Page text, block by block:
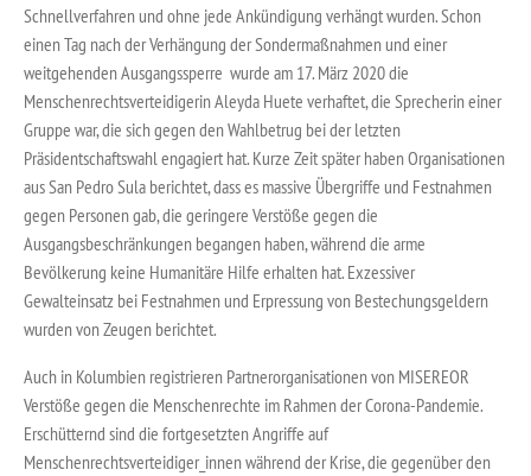
Schnellverfahren und ohne jede Ankündigung verhängt wurden. Schon
einen Tag nach der Verhängung der Sondermaßnahmen und einer
weitgehenden Ausgangssperre wurde am 17. März 2020 die
Menschenrechtsverteidigerin Aleyda Huete verhaftet, die Sprecherin einer
Gruppe war, die sich gegen den Wahlbetrug bei der letzten
Präsidentschaftswahl engagiert hat. Kurze Zeit später haben Organisationen
aus San Pedro Sula berichtet, dass es massive Übergriffe und Festnahmen
gegen Personen gab, die geringere Verstöße gegen die
Ausgangsbeschränkungen begangen haben, während die arme
Bevölkerung keine Humanitäre Hilfe erhalten hat. Exzessiver
Gewalteinsatz bei Festnahmen und Erpressung von Bestechungsgeldern
wurden von Zeugen berichtet.
Auch in Kolumbien registrieren Partnerorganisationen von MISEREOR
Verstöße gegen die Menschenrechte im Rahmen der Corona-Pandemie.
Erschütternd sind die fortgesetzten Angriffe auf
Menschenrechtsverteidiger_innen während der Krise, die gegenüber den